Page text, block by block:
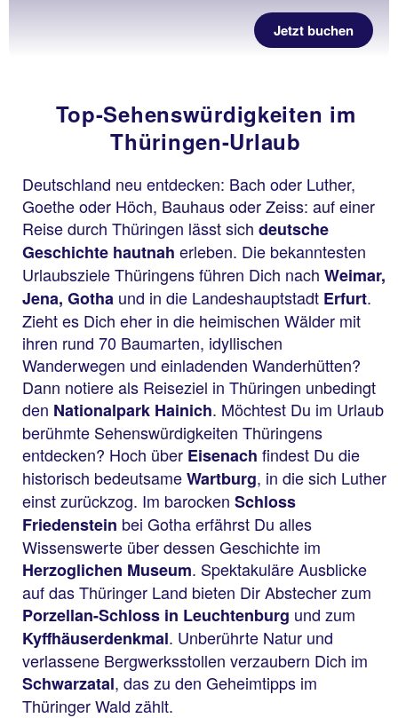
Jetzt buchen
Top-Sehenswürdigkeiten im
Thüringen-Urlaub
Deutschland neu entdecken: Bach oder Luther,
Goethe oder Höch, Bauhaus oder Zeiss: auf einer
Reise durch Thüringen lässt sich deutsche
Geschichte hautnah erleben. Die bekanntesten
Urlaubsziele Thüringens führen Dich nach Weimar,
Jena, Gotha und in die Landeshauptstadt Erfurt.
Zieht es Dich eher in die heimischen Wälder mit
ihren rund 70 Baumarten, idyllischen
Wanderwegen und einladenden Wanderhütten?
Dann notiere als Reiseziel in Thüringen unbedingt
den Nationalpark Hainich. Möchtest Du im Urlaub
berühmte Sehenswürdigkeiten Thüringens
entdecken? Hoch über Eisenach findest Du die
historisch bedeutsameWartburg, in die sich Luther
einst zurückzog. Im barocken Schloss
Friedenstein bei Gotha erfährst Du alles
Wissenswerte über dessen Geschichte im
Herzoglichen Museum. Spektakuläre Ausblicke
auf das Thüringer Land bieten Dir Abstecher zum
Porzellan-Schloss in Leuchtenburg und zum
Kyffhäuserdenkmal. Unberührte Natur und
verlassene Bergwerksstollen verzaubern Dich im
Schwarzatal, das zu den Geheimtipps im
Thüringer Wald zählt.